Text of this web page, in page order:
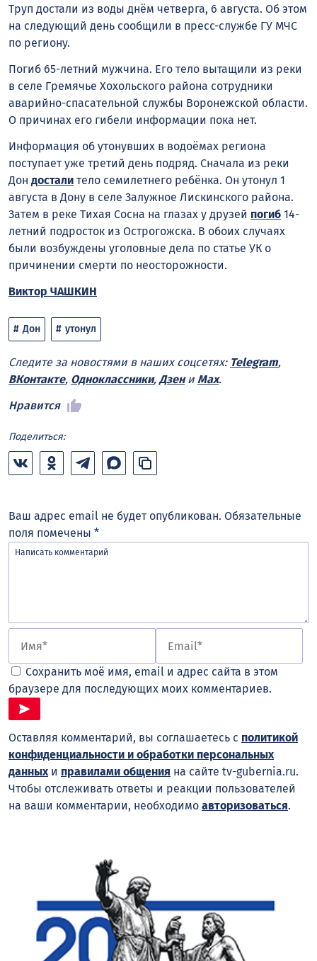
Труп достали из воды днём четверга, 6 августа. Об этом
на следующий день сообщили в пресс-службе ГУ МЧС
по региону.
Погиб 65-летний мужчина. Его тело вытащили из реки
в селе Гремячье Хохольского района сотрудники
аварийно-спасательной службы Воронежской области.
О причинах его гибели информации пока нет.
Информация об утонувших в водоёмах региона
поступает уже третий день подряд. Сначала из реки
Дон достали тело семилетнего ребёнка. Он утонул 1
августа в Дону в селе Залужное Лискинского района.
Затем в реке Тихая Сосна на глазах у друзей погиб 14-
летний подросток из Острогожска. В обоих случаях
были возбуждены уголовные дела по статье УК о
причинении смерти по неосторожности.
Виктор ЧАШКИН
Дон утонул
Следите за новостями в наших соцсетях: Telegram,
ВКонтакте, Одноклассники, Дзени Max.
Нравится
Поделиться:
Ваш адрес email не будет опубликован. Обязательные
поля помечены *
Сохранить моё имя, email и адрес сайта в этом
браузере для последующих моих комментариев.
Оставляя комментарий, вы соглашаетесь с политикой
конфиденциальности и обработки персональных
данныхи правилами общения на сайте tv-gubernia.ru.
Чтобы отслеживать ответы и реакции пользователей
на ваши комментарии, необходимо авторизоваться.